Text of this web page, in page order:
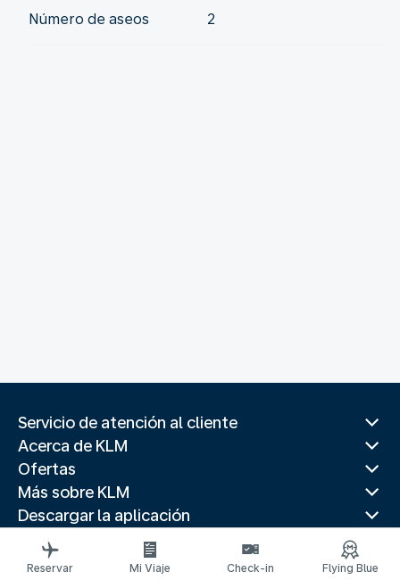
Número de aseos 2
Servicio de atención al cliente
Acerca de KLM
Ofertas
Más sobre KLM
Descargar la aplicación
Páginas web relacionadas
Guías de viaje
Reservar Mi Viaje Check-in Flying Blue